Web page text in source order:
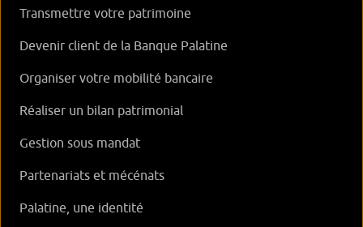
Transmettre votre patrimoine
Devenir client de la Banque Palatine
Organiser votre mobilité bancaire
Réaliser un bilan patrimonial
Gestion sous mandat
Partenariats et mécénats
Palatine, une identité